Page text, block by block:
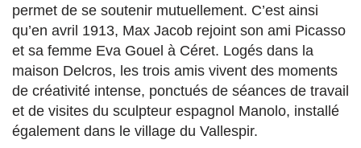
permet de se soutenir mutuellement. C’est ainsi
qu’en avril 1913, Max Jacob rejoint son ami Picasso
et sa femme Eva Gouel à Céret. Logés dans la
maison Delcros, les trois amis vivent des moments
de créativité intense, ponctués de séances de travail
et de visites du sculpteur espagnol Manolo, installé
également dans le village du Vallespir.